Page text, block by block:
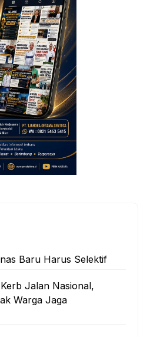
Baru Harus Selektif
Jalan Nasional,
Warga Jaga